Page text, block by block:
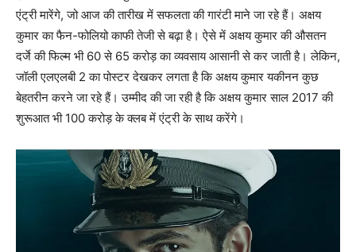
एंट्री मारेंगे, जो आज की तारीख में सफलता की गारंटी माने जा रहे हैं। अक्षय
कुमार का फैन-फोलियो काफी तेजी से बढ़ा है। ऐसे में अक्षय कुमार की औसतन
दर्जे की फिल्‍म भी 60 से 65 करोड़ का व्‍यवसाय आसानी से कर जाती है। लेकिन,
जॉली एलएलबी 2 का पोस्‍टर देखकर लगता है कि अक्षय कुमार यकीनन कुछ
बेहतरीन करने जा रहे हैं। उम्‍मीद की जा रही है कि अक्षय कुमार साल 2017 की
शुरूआत भी 100 करोड़ के क्‍लब में एंट्री के साथ करेंगे।